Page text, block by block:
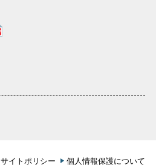
サイトポリシー 個人情報保護について